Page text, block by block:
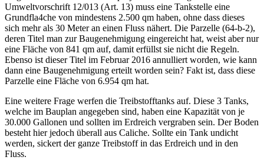
Umweltvorschrift 12/013 (Art. 13) muss eine Tankstelle eine
Grundfla4che von mindestens 2.500 qm haben, ohne dass dieses
sich mehr als 30 Meter an einen Fluss nähert. Die Parzelle (64-b-2),
deren Titel man zur Baugenehmigung eingereicht hat, weist aber nur
eine Fläche von 841 qm auf, damit erfüllst sie nicht die Regeln.
Ebenso ist dieser Titel im Februar 2016 annulliert worden, wie kann
dann eine Baugenehmigung erteilt worden sein? Fakt ist, dass diese
Parzelle eine Fläche von 6.954 qm hat.
Eine weitere Frage werfen die Treibstofftanks auf. Diese 3 Tanks,
welche im Bauplan angegeben sind, haben eine Kapazität von je
30.000 Gallonen und sollten im Erdreich vergraben sein. Der Boden
besteht hier jedoch überall aus Caliche. Sollte ein Tank undicht
werden, sickert der ganze Treibstoff in das Erdreich und in den
Fluss.